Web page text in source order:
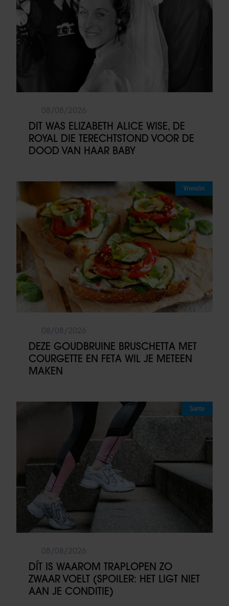
DIT WAS ELIZABETH ALICE WISE, DE
ROYAL DIE TERECHTSTOND VOOR DE
DOOD VAN HAAR BABY
Vriendin
DEZE GOUDBRUINE BRUSCHETTA MET
COURGETTE EN FETA WIL JE METEEN
MAKEN
Sante
DÍT IS WAAROM TRAPLOPEN ZO
ZWAAR VOELT (SPOILER: HET LIGT NIET
AAN JE CONDITIE)